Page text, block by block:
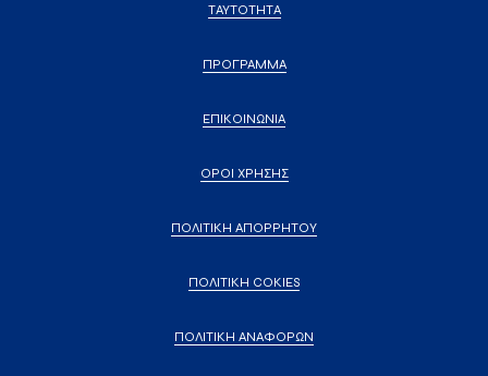
ΤΑΥΤΟΤΗΤΑ
ΠΡΟΓΡΑΜΜΑ
ΕΠΙΚΟΙΝΩΝΙΑ
ΟΡΟΙ ΧΡΗΣΗΣ
ΠΟΛΙΤΙΚΗ ΑΠΟΡΡΗΤΟΥ
ΠΟΛΙΤΙΚΗ COKIES
ΠΟΛΙΤΙΚΗ ΑΝΑΦΟΡΩΝ